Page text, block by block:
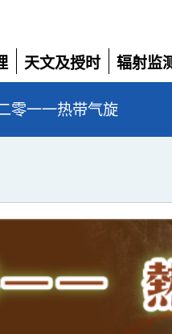
天文及授时
展
开
辐射监
展
开
零一一热带气旋